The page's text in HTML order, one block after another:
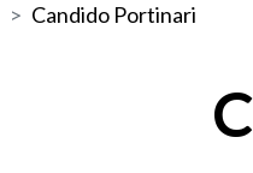
Candido Portinari